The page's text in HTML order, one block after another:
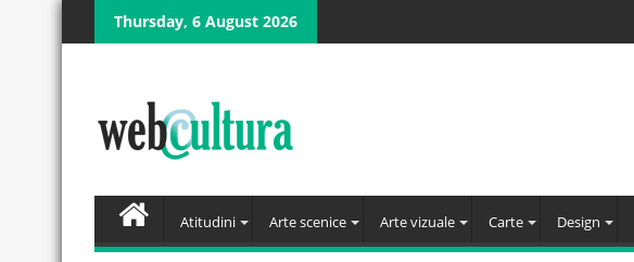
Skip
Thursday, 6 August 2026
Atitudini Arte scenice Arte vizuale Carte Design